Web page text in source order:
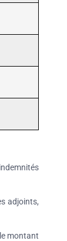
adjoints,
montant